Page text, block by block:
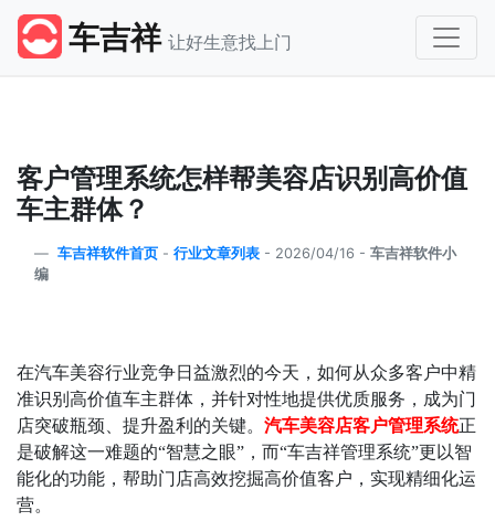
车吉祥 让好生意找上门
客户管理系统怎样帮美容店识别高价值
车主群体？
车吉祥软件首页 - 行业文章列表 - 2026/04/16 - 车吉祥软件小
编
在汽车美容行业竞争日益激烈的今天，如何从众多客户中精
准识别高价值车主群体，并针对性地提供优质服务，成为门
店突破瓶颈、提升盈利的关键。 汽车美容店客户管理系统正
是破解这一难题的“智慧之眼” ，而“车吉祥管理系统”更以智
能化的功能，帮助门店高效挖掘高价值客户，实现精细化运
营。